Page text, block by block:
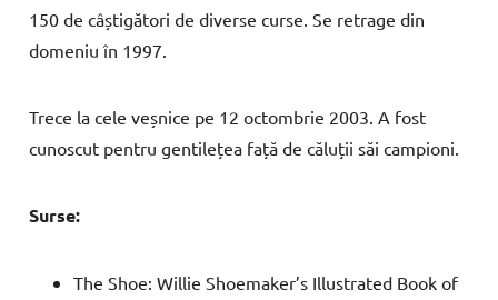
150 de câștigători de diverse curse. Se retrage din
domeniu în 1997.
Trece la cele veșnice pe 12 octombrie 2003. A fost
cunoscut pentru gentilețea față de căluții săi campioni.
Surse:
The Shoe: Willie Shoemaker’s Illustrated Book of